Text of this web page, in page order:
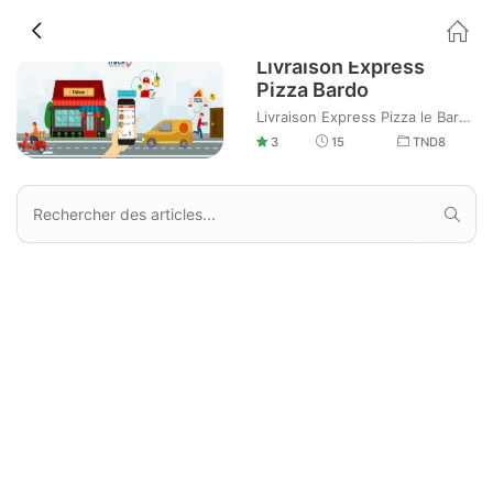
Livraison Express
Pizza Bardo
Livraison Express Pizza le Bardo Tunis
3 15 TND8